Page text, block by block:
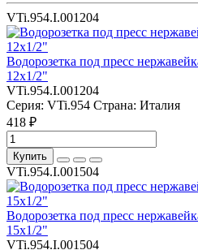
VTi.954.I.001204
Водорозетка под пресс
12х1/2"
VTi.954.I.001204
Серия: VTi.954 Страна: Италия
418 ₽
Купить
VTi.954.I.001504
Водорозетка под пресс
15х1/2"
VTi.954.I.001504